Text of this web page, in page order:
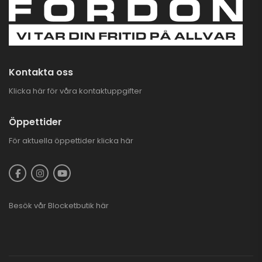
Kontakta oss
Klicka här för våra kontaktuppgifter
Öppettider
För aktuella öppettider klicka här
Besök vår Blocketbutik här